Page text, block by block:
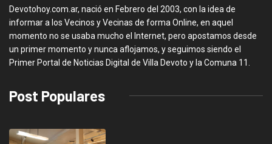
Devotohoy.com.ar, nació en Febrero del 2003, con la idea de
informar a los Vecinos y Vecinas de forma Online, en aquel
momento no se usaba mucho el Internet, pero apostamos desde
un primer momento y nunca aflojamos, y seguimos siendo el
Primer Portal de Noticias Digital de Villa Devoto y la Comuna 11.
Post Populares